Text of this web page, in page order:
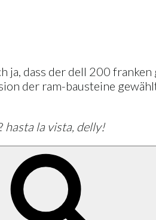
dass der dell 200
der ram-bausteine
hasta la vista, delly!